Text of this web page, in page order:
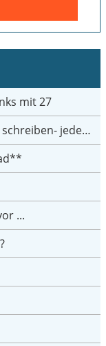
mit 27
jeder einen Satz
...